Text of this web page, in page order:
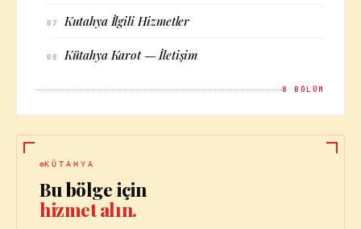
07 Kutahya İlgili Hizmetler
08 Kütahya Karot — İletişim
8 BÖLÜM
KÜTAHYA
Bu bölge için
hizmet alın.